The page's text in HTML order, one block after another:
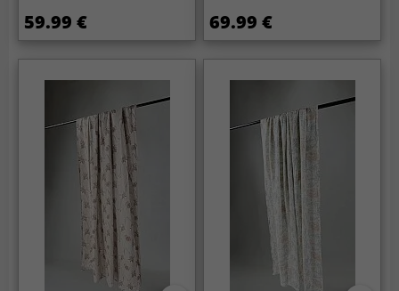
59.99 € 69.99 €